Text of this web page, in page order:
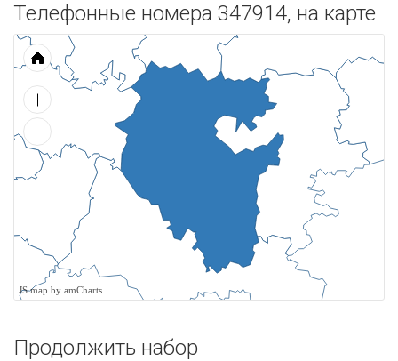
Телефонные номера 347914, на карте
JS map by amCharts
Продолжить набор